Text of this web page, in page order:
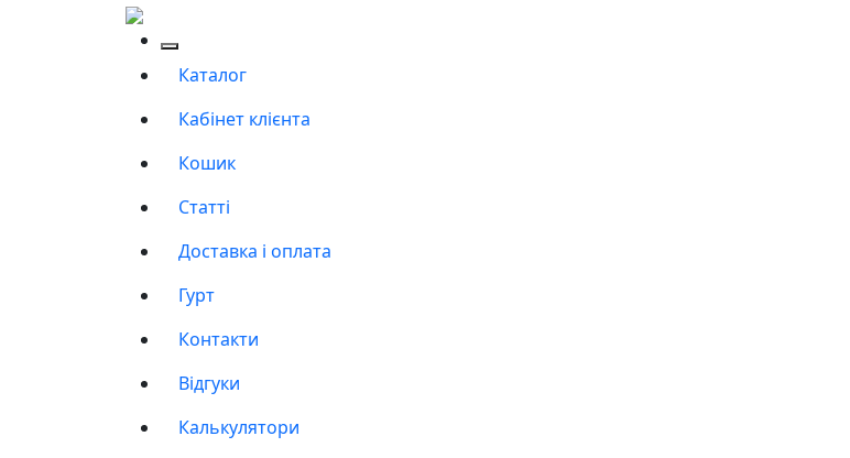
Каталог
Кабінет клієнта
Кошик
Статті
Доставка і оплата
Гурт
Контакти
Відгуки
Калькулятори